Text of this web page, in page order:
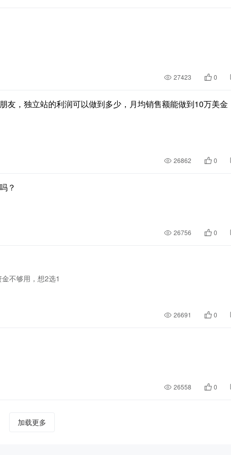
27423 0
友，独立站的利润可以做到多少，月均销售额能做到10万美金
26862 0
？
26756 0
不够用，想2选1
26691 0
26558 0
加载更多